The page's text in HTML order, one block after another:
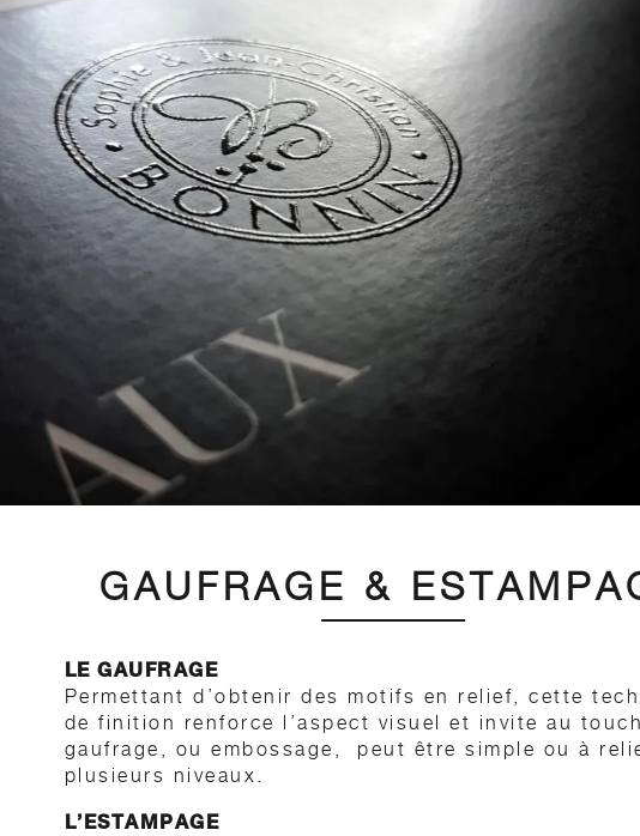
GAUFRAGE &
LE GAUFRAGE
Permettant d’obtenir des motifs en relief, cette
de finition renforce l’aspect visuel et invite au
gaufrage, ou embossage, peut être simple ou à
plusieurs niveaux.
L’ESTAMPAGE